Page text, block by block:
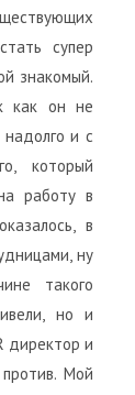
супер
знакомый.
как он не
и с
который
работу в
в
ну
такого
но и
директор и
Мой